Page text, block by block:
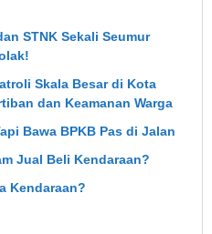
STNK Sekali Seumur
Skala Besar di Kota
dan Keamanan Warga
Bawa BPKB Pas di Jalan
Jual Beli Kendaraan?
Kendaraan?